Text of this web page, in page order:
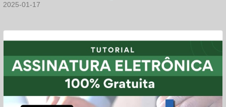
2025-01-17